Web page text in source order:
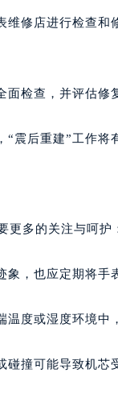
维修店进行检查
检查，并评估修
震后重建”工作将
更多的关注与呵护
，也应定期将手
度或湿度环境中
撞可能导致机芯